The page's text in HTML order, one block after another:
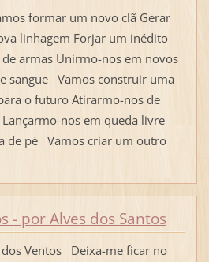
formar um novo clã Gerar
linhagem Forjar um inédito
de armas Unirmo-nos em novos
sangue Vamos construir uma
o futuro Atirarmo-nos de
Lançarmo-nos em queda livre
de pé Vamos criar um outro
- por Alves dos Santos
dos Ventos Deixa-me ficar no